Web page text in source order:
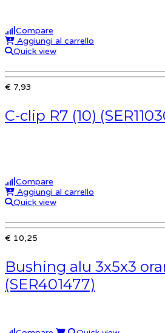
Compare
Aggiungi al carrello
Quick view
€ 7,93
C-clip R7 (10)
Compare
Aggiungi al carrello
Quick view
€ 10,25
Bushing alu 3x5x3
(SER401477)